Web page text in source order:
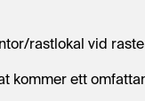
rastlokal vid
kommer ett